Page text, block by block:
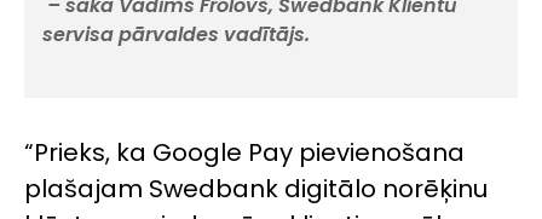
servisa pārvaldes vadītājs.
“Prieks, ka Google Pay pievienošana
plašajam Swedbank digitālo norēķinu